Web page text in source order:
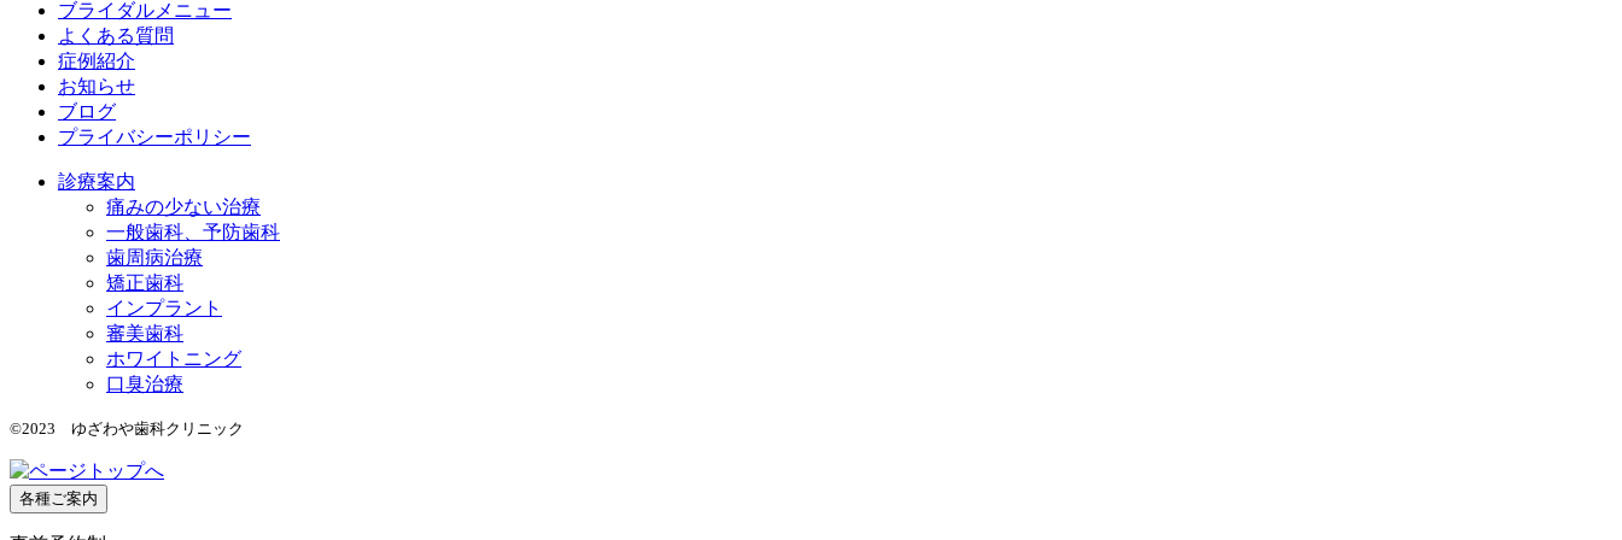
ブライダルメニュー
よくある質問
症例紹介
お知らせ
ブログ
プライバシーポリシー
診療案内
痛みの少ない治療
一般歯科、予防歯科
歯周病治療
矯正歯科
インプラント
審美歯科
ホワイトニング
口臭治療
©2023 ゆざわや歯科クリニック
各種ご案内